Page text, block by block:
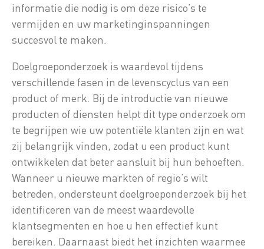
informatie die nodig is om deze risico’s te
vermijden en uw marketinginspanningen
succesvol te maken.
Doelgroeponderzoek is waardevol tijdens
verschillende fasen in de levenscyclus van een
product of merk. Bij de introductie van nieuwe
producten of diensten helpt dit type onderzoek om
te begrijpen wie uw potentiële klanten zijn en wat
zij belangrijk vinden, zodat u een product kunt
ontwikkelen dat beter aansluit bij hun behoeften.
Wanneer u nieuwe markten of regio’s wilt
betreden, ondersteunt doelgroeponderzoek bij het
identificeren van de meest waardevolle
klantsegmenten en hoe u hen effectief kunt
bereiken. Daarnaast biedt het inzichten waarmee